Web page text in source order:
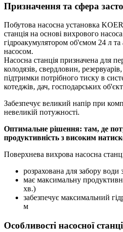
Призначення та сфера
Побутова насосна установка
станція на основі вихрового
гідроакумулятором об'ємом 24 л
насосом.
Насосна станція призначена для
колодязів, свердловин,
підтримки потрібного тиску в
котеджів, дач, господарських
Забезпечує великий напір при
невеликій потужності.
Оптимальне рішення: там, де
продуктивність з високим
Поверхнева вихрова насосна
розрахована для забору води
має максимальну
хв.)
забезпечує максимальний
м
Особливості насосної